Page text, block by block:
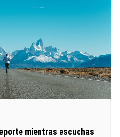
mientras escuchas